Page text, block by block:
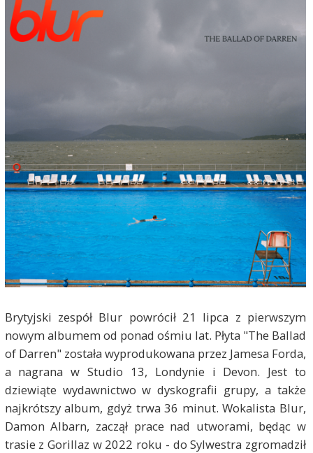
Brytyjski zespół Blur powrócił 21 lipca z pierwszym
nowym albumem od ponad ośmiu lat. Płyta "The Ballad
of Darren" została wyprodukowana przez Jamesa Forda,
a nagrana w Studio 13, Londynie i Devon. Jest to
dziewiąte wydawnictwo w dyskografii grupy, a także
najkrótszy album, gdyż trwa 36 minut. Wokalista Blur,
Damon Albarn, zaczął prace nad utworami, będąc w
trasie z Gorillaz w 2022 roku - do Sylwestra zgromadził